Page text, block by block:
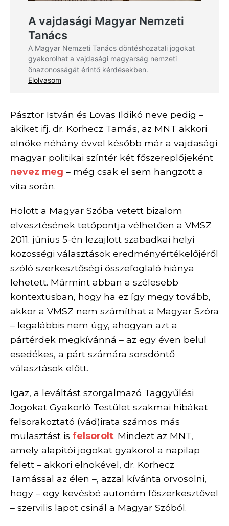
Pásztor István és Lovas Ildikó neve pedig –
akiket ifj. dr. Korhecz Tamás, az MNT akkori
elnöke néhány évvel később már a vajdasági
magyar politikai színtér két főszereplőjeként
nevez meg – még csak el sem hangzott a
vita során.
Holott a Magyar Szóba vetett bizalom
elvesztésének tetőpontja vélhetően a VMSZ
2011. június 5-én lezajlott szabadkai helyi
közösségi választások eredményértékelőjéről
szóló szerkesztőségi összefoglaló hiánya
lehetett. Mármint abban a szélesebb
kontextusban, hogy ha ez így megy tovább,
akkor a VMSZ nem számíthat a Magyar Szóra
– legalábbis nem úgy, ahogyan azt a
pártérdek megkívánná – az egy éven belül
esedékes, a párt számára sorsdöntő
választások előtt.
Igaz, a leváltást szorgalmazó Taggyűlési
Jogokat Gyakorló Testület szakmai hibákat
felsorakoztató (vád)irata számos más
mulasztást is felsorolt. Mindezt az MNT,
amely alapítói jogokat gyakorol a napilap
felett – akkori elnökével, dr. Korhecz
Tamással az élen –, azzal kívánta orvosolni,
hogy – egy kevésbé autonóm főszerkesztővel
– szervilis lapot csinál a Magyar Szóból.